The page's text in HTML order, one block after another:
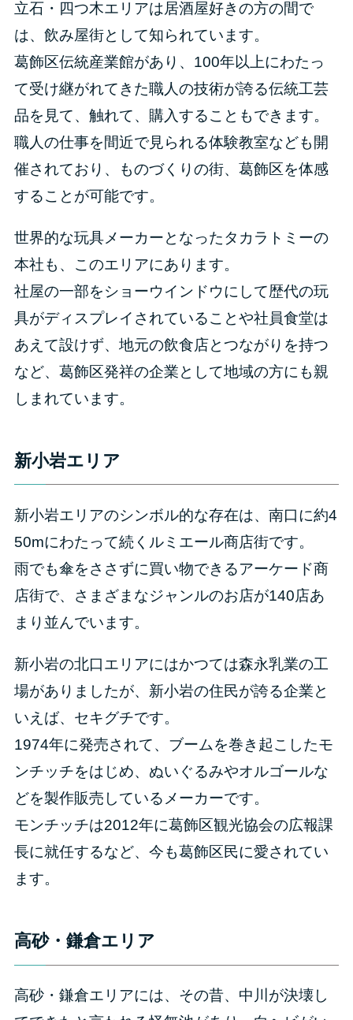
立石・四つ木エリアは居酒屋好きの方の間で
は、飲み屋街として知られています。
葛飾区伝統産業館があり、100年以上にわたっ
て受け継がれてきた職人の技術が誇る伝統工芸
品を見て、触れて、購入することもできます。
職人の仕事を間近で見られる体験教室なども開
催されており、ものづくりの街、葛飾区を体感
することが可能です。
世界的な玩具メーカーとなったタカラトミーの
本社も、このエリアにあります。
社屋の一部をショーウインドウにして歴代の玩
具がディスプレイされていることや社員食堂は
あえて設けず、地元の飲食店とつながりを持つ
など、葛飾区発祥の企業として地域の方にも親
しまれています。
新小岩エリア
新小岩エリアのシンボル的な存在は、南口に約4
50mにわたって続くルミエール商店街です。
雨でも傘をささずに買い物できるアーケード商
店街で、さまざまなジャンルのお店が140店あ
まり並んでいます。
新小岩の北口エリアにはかつては森永乳業の工
場がありましたが、新小岩の住民が誇る企業と
いえば、セキグチです。
1974年に発売されて、ブームを巻き起こしたモ
ンチッチをはじめ、ぬいぐるみやオルゴールな
どを製作販売しているメーカーです。
モンチッチは2012年に葛飾区観光協会の広報課
長に就任するなど、今も葛飾区民に愛されてい
ます。
高砂・鎌倉エリア
高砂・鎌倉エリアには、その昔、中川が決壊し